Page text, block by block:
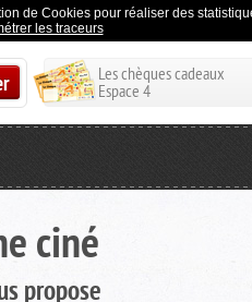
de Cookies pour réaliser des
les traceurs